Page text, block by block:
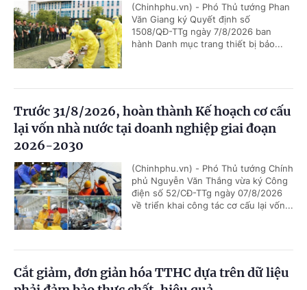
(Chinhphu.vn) - Phó Thủ tướng Phan
Văn Giang ký Quyết định số
1508/QĐ-TTg ngày 7/8/2026 ban
hành Danh mục trang thiết bị bảo...
Trước 31/8/2026, hoàn thành Kế hoạch cơ cấu
lại vốn nhà nước tại doanh nghiệp giai đoạn
2026-2030
(Chinhphu.vn) - Phó Thủ tướng Chính
phủ Nguyễn Văn Thắng vừa ký Công
điện số 52/CĐ-TTg ngày 07/8/2026
về triển khai công tác cơ cấu lại vốn...
Cắt giảm, đơn giản hóa TTHC dựa trên dữ liệu